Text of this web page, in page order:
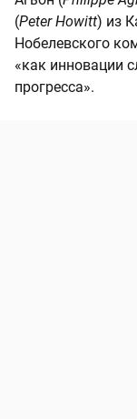
(Peter Howitt) из
Нобелевского
«как инновации
прогресса».